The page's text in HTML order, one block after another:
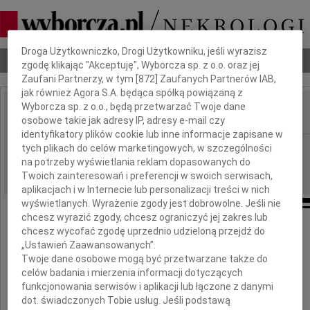
Nekrologi Odeszli Poradnik pogrzebowy
IMIĘ I NAZWISKO:
REGION: Warszawa
DATA EMISJI: 09.06.2026
Naszej Drogiej Koleżance
Ani Orchowskiej
Dbamy o Twoją prywatność
Droga Użytkowniczko, Drogi Użytkowniku, jeśli wyrazisz
zgodę klikając "Akceptuję", Wyborcza sp. z o.o. oraz jej
Zaufani Partnerzy, w tym [872 ] Zaufanych Partnerów IAB,
jak również Agora S.A. będąca spółką powiązaną z
Wyborcza sp. z o.o., będą przetwarzać Twoje dane
osobowe takie jak adresy IP, adresy e-mail czy
identyfikatory plików cookie lub inne informacje zapisane w
tych plikach do celów marketingowych, w szczególności
na potrzeby wyświetlania reklam dopasowanych do
Twoich zainteresowań i preferencji w swoich serwisach,
aplikacjach i w Internecie lub personalizacji treści w nich
wyświetlanych. Wyrażenie zgody jest dobrowolne. Jeśli nie
chcesz wyrazić zgody, chcesz ograniczyć jej zakres lub
chcesz wycofać zgodę uprzednio udzieloną przejdź do
„Ustawień Zaawansowanych”.
Twoje dane osobowe mogą być przetwarzane także do
celów badania i mierzenia informacji dotyczących
funkcjonowania serwisów i aplikacji lub łączone z danymi
dot. świadczonych Tobie usług. Jeśli podstawą